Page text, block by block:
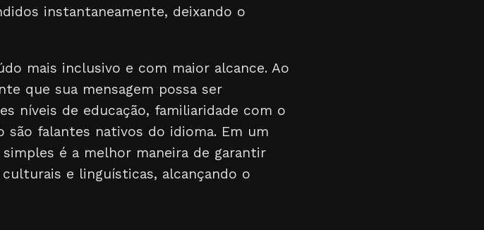
instantaneamente, deixando o
mais inclusivo e com maior alcance. Ao
que sua mensagem possa ser
níveis de educação, familiaridade com o
falantes nativos do idioma. Em um
é a melhor maneira de garantir
e linguísticas, alcançando o